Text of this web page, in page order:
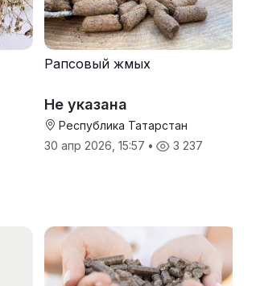
Рапсовый жмых
Не указана
Республика Татарстан
30 апр 2026, 15:57 • 3 237